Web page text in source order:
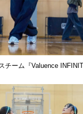
チーム『Valuence